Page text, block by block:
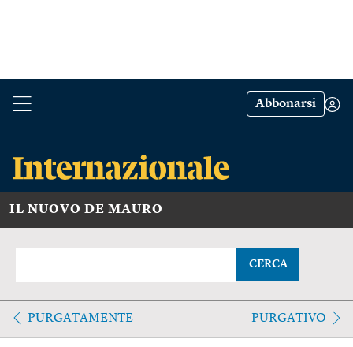
Abbonarsi
IL NUOVO DE MAURO
CERCA
PURGATAMENTE PURGATIVO